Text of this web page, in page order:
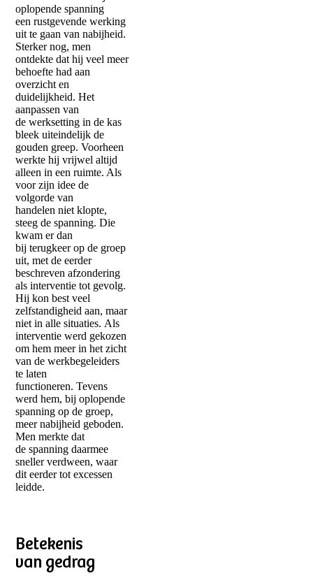
oplopende spanning
een rustgevende werking
uit te gaan van nabijheid.
Sterker nog, men
ontdekte dat hij veel meer
behoefte had aan
overzicht en
duidelijkheid. Het
aanpassen van
de werksetting in de kas
bleek uiteindelijk de
gouden greep. Voorheen
werkte hij vrijwel altijd
alleen in een ruimte. Als
voor zijn idee de
volgorde van
handelen niet klopte,
steeg de spanning. Die
kwam er dan
bij terugkeer op de groep
uit, met de eerder
beschreven afzondering
als interventie tot gevolg.
Hij kon best veel
zelfstandigheid aan, maar
niet in alle situaties. Als
interventie werd gekozen
om hem meer in het zicht
van de werkbegeleiders
te laten
functioneren. Tevens
werd hem, bij oplopende
spanning op de groep,
meer nabijheid geboden.
Men merkte dat
de spanning daarmee
sneller verdween, waar
dit eerder tot excessen
leidde.
Betekenis
van gedrag